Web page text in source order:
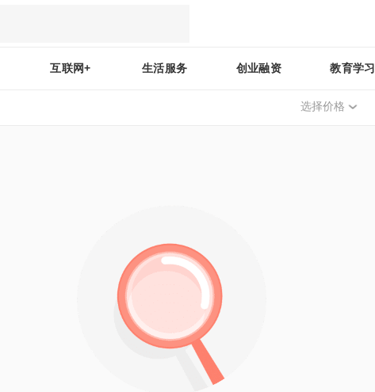
互联网+ 生活服务 创业融资 教育学习
选择价格